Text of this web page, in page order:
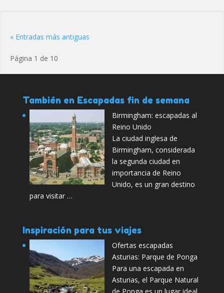
« Entradas más antiguas
Página 1 de 10
También en Escapadas fin de semana
Birmingham: escapadas al
Reino Unido
La ciudad inglesa de
Birmingham, considerada
la segunda ciudad en
importancia de Reino
Unido, es un gran destino
para visitar …
Inspiración para tus viajes
Ofertas escapadas
Asturias: Parque de Ponga
Para una escapada en
Asturias, el Parque Natural